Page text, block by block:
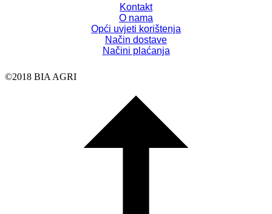
Kontakt
O nama
Opći uvjeti korištenja
Način dostave
Načini plaćanja
©2018 BIA AGRI